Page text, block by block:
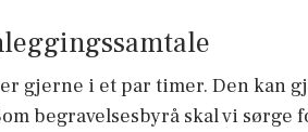
gjerne i et par timer. Den kan
begravelsesbyrå skal vi